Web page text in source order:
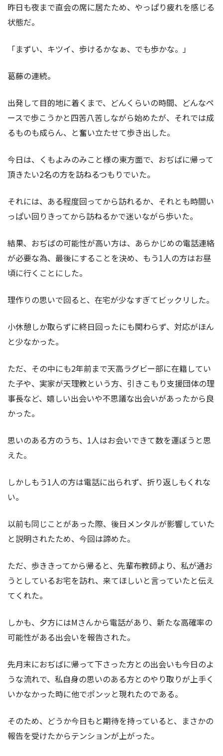
昨日も夜まで直会の席に居たため、やっぱり疲れを感じる
状態だ。
「まずい、キツイ、歩けるかなぁ、でも歩かな。」
葛藤の連続。
出発して目的地に着くまで、どんくらいの時間、どんなペ
ースで歩こうかと四苦八苦しながら始めたが、それでは成
るものも成らん、と奮い立たせて歩き出した。
今日は、くもよみのみこと様の東方面で、おぢばに帰って
頂きたい2名の方を訪ねるつもりでいた。
それには、ある程度回ってから訪れるか、それとも時間い
っぱい回りきってから訪ねるかで迷いながら歩いた。
結果、おぢばの可能性が高い方は、あらかじめの電話連絡
が必要な為、最後にすることを決め、もう1人の方はお昼
頃に行くことにした。
理作りの思いで回ると、在宅が少なすぎてビックリした。
小休憩しか取らずに終日回ったにも関わらず、対応がほん
と少なかった。
ただ、その中にも2年前まで天高ラグビー部に在籍してい
た子や、実家が天理教という方、引きこもり支援団体の理
事長など、嬉しい出会いや不思議な出会いがあったから良
かった。
思いのある方のうち、1人はお会いできて数を運ぼうと思
えた。
しかしもう1人の方は電話に出られず、折り返しもくれな
い。
以前も同じことがあった際、後日メンタルが影響していた
と説明されたため、今回は諦めた。
ただ、歩ききってから帰ると、先輩布教師より、私が通お
うとしているお宅を訪れ、来てほしいと言っていたと伝え
てくれた。
しかも、夕方にはMさんから電話があり、新たな高確率の
可能性がある出会いを報告された。
先月末におぢばに帰って下さった方との出会いも今日のよ
うな流れで、私自身の思いのある方とのやり取りが上手く
いかなかった時に他でポンッと現れたのである。
そのため、どうか今日もと期待を持っていると、まさかの
報告を受けたからテンションが上がった。